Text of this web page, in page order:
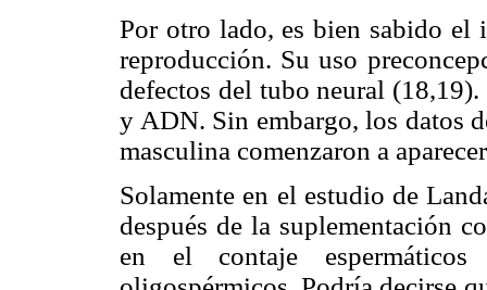
Por otro lado, es bien sabido el
reproducción. Su uso
defectos del tubo neural
y ADN. Sin embargo, los datos
masculina comenzaron a
Solamente en el estudio de
después de la suplementación
en el contaje